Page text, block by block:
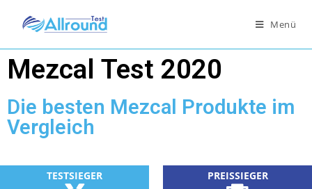
Menü
Mezcal Test 2020
Die besten Mezcal Produkte im
Vergleich
TESTSIEGER PREISSIEGER